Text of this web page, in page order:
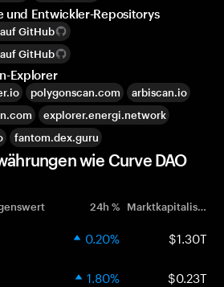
und Entwickler-Repositorys
GitHub
GitHub
Explorer
polygonscan.com
arbiscan.io
explorer.energi.network
fantom.dex.guru
wie Curve DAO
24h % Marktkapitalisierung
0.20% $1.30T
1.80% $0.23T